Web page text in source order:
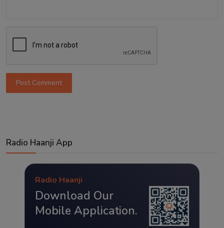
Post Comment
Radio Haanji App
Radio Haanji
Download Our
Mobile Application.